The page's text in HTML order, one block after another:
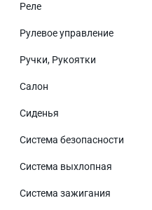
Реле
Рулевое управление
Ручки, Рукоятки
Салон
Сиденья
Система безопасности
Система выхлопная
Система зажигания